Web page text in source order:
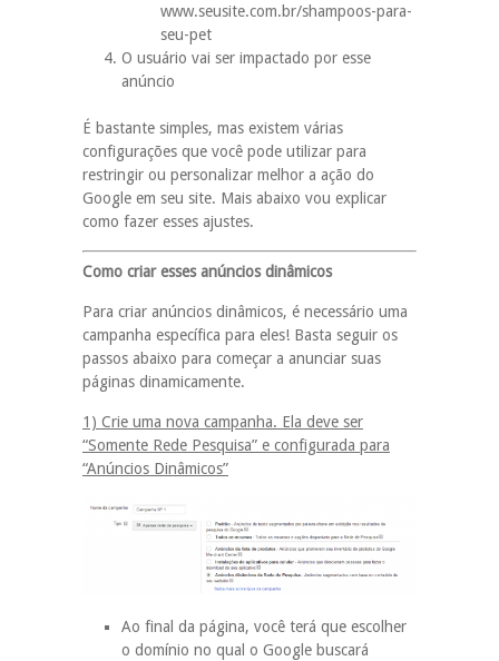
www.seusite.com.br/shampoos-para-
seu-pet
O usuário vai ser impactado por esse
anúncio
É bastante simples, mas existem várias
configurações que você pode utilizar para
restringir ou personalizar melhor a ação do
Google em seu site. Mais abaixo vou explicar
como fazer esses ajustes.
Como criar esses anúncios dinâmicos
Para criar anúncios dinâmicos, é necessário uma
campanha específica para eles! Basta seguir os
passos abaixo para começar a anunciar suas
páginas dinamicamente.
1) Crie uma nova campanha. Ela deve ser
“Somente Rede Pesquisa” e configurada para
“Anúncios Dinâmicos”
Ao final da página, você terá que escolher
o domínio no qual o Google buscará